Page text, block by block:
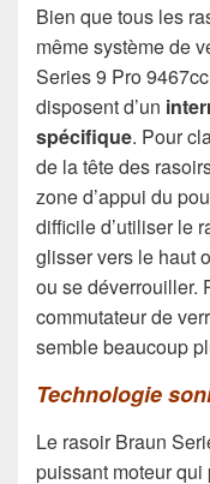
Bien que tous les
même système de
Series 9 Pro
disposent d’un
spécifique. Pour
de la tête des
zone d’appui du
difficile d’utiliser le
glisser vers le haut
ou se déverrouiller.
commutateur de
semble beaucoup
Technologie
Le rasoir Braun
puissant moteur qui